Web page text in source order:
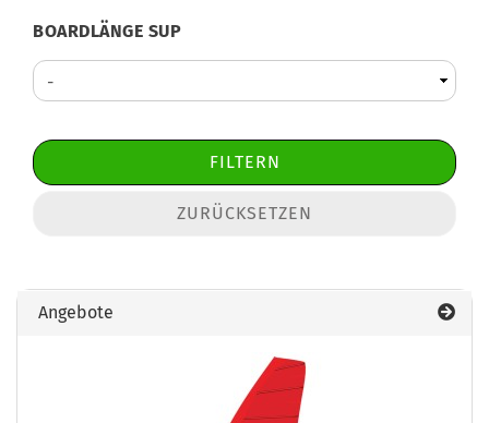
BOARDLÄNGE
BOARDLÄNGE SUP
FILTERN
ZURÜCKSETZEN
Angebote